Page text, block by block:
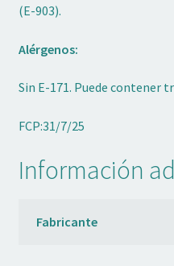
(E-903).
Alérgenos:
Sin E-171. Puede contener
FCP:31/7/25
Información
Fabricante